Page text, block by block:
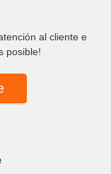
al cliente e
posible!